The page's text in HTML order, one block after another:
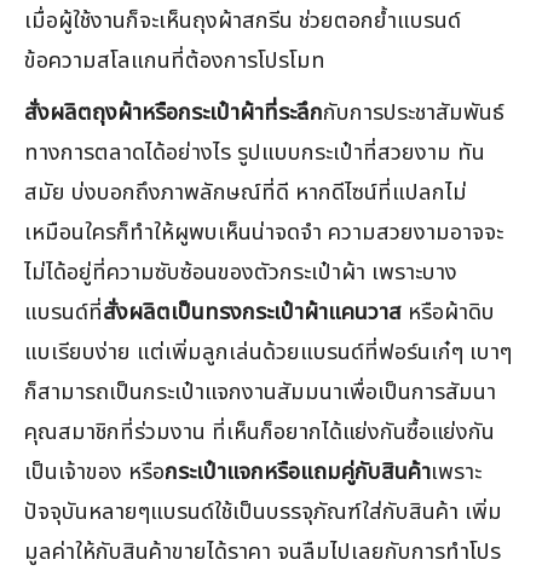
เมื่อผู้ใช้งานก็จะเห็นถุงผ้าสกรีน ช่วยตอกย้ำแบรนด์
ข้อความสโลแกนที่ต้องการโปรโมท
สั่งผลิตถุงผ้าหรือกระเป๋าผ้าที่ระลึกกับการประชาสัมพันธ์
ทางการตลาดได้อย่างไร รูปแบบกระเป๋าที่สวยงาม ทัน
สมัย บ่งบอกถึงภาพลักษณ์ที่ดี หากดีไซน์ที่แปลกไม่
เหมือนใครก็ทำให้ผูพบเห็นน่าจดจำ ความสวยงามอาจจะ
ไม่ได้อยู่ที่ความซับซ้อนของตัวกระเป๋าผ้า เพราะบาง
แบรนด์ที่สั่งผลิตเป็นทรงกระเป๋าผ้าแคนวาส หรือผ้าดิบ
แบเรียบง่าย แต่เพิ่มลูกเล่นด้วยแบรนด์ที่ฟอร์นเก๋ๆ เบาๆ
ก็สามารถเป็นกระเป๋าแจกงานสัมมนาเพื่อเป็นการสัมนา
คุณสมาชิกที่ร่วมงาน ที่เห็นก็อยากได้แย่งกันซื้อแย่งกัน
เป็นเจ้าของ หรือกระเป๋าแจกหรือแถมคู่กับสินค้าเพราะ
ปัจจุบันหลายๆแบรนด์ใช้เป็นบรรจุภัณฑ์ใส่กับสินค้า เพิ่ม
มูลค่าให้กับสินค้าขายได้ราคา จนลืมไปเลยกับการทำโปร